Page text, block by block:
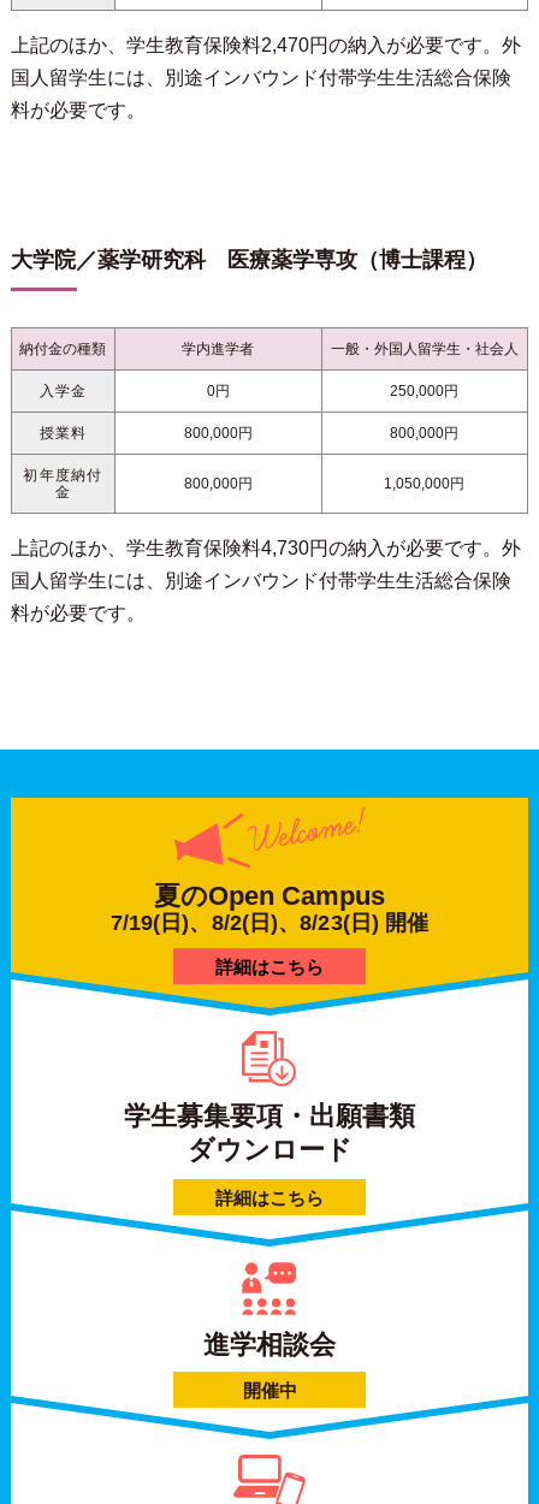
上記のほか、学生教育保険料2,470円の納入が必要です。外
国人留学生には、別途インバウンド付帯学生生活総合保険
料が必要です。
大学院／薬学研究科 医療薬学専攻（博士課程）
納付金の種類 学内進学者 一般・外国人留学生・社会人
入学金 0円 250,000円
授業料 800,000円 800,000円
初年度納付
金
800,000円 1,050,000円
上記のほか、学生教育保険料4,730円の納入が必要です。外
国人留学生には、別途インバウンド付帯学生生活総合保険
料が必要です。
夏のOpen Campus
7/19(日)、8/2(日)、8/23(日) 開催
詳細はこちら
学生募集要項・出願書類
ダウンロード
詳細はこちら
進学相談会
開催中